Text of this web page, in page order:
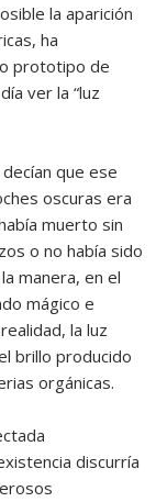
la aparición
ha
prototipo de
ver la “luz
que ese
oscuras era
muerto sin
o no había sido
manera, en el
mágico e
la luz
brillo producido
orgánicas.
discurría